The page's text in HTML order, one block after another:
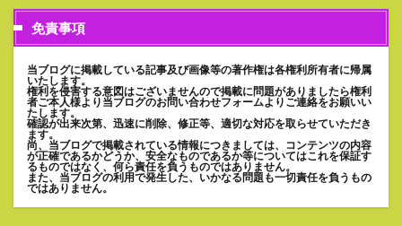
免責事項
当ブログに掲載している記事及び画像等の著作権は各権利所有者に帰属
いたします。
権利を侵害する意図はございませんので掲載に問題がありましたら権利
者ご本人様より当ブログのお問い合わせフォームよりご連絡をお願いい
たします。
確認が出来次第、迅速に削除、修正等、適切な対応を取らせていただき
ます。
尚、当ブログで掲載されている情報につきましては、コンテンツの内容
が正確であるかどうか、安全なものであるか等についてはこれを保証す
るものではなく、何ら責任を負うものではありません。
また、当ブログの利用で発生した、いかなる問題も一切責任を負うもの
ではありません。